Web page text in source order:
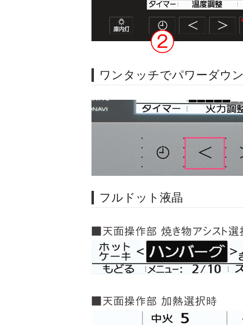
ワンタッチでパワーダウン
フルドット液晶